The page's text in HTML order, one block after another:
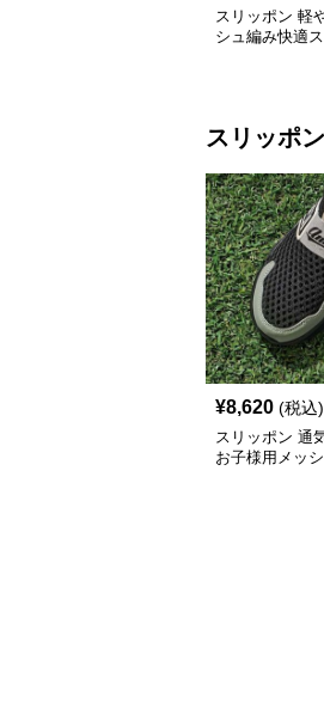
スリッポン 軽
シュ編み快適
スリッポン
¥8,620 (税込)
スリッポン 通
お子様用メッ